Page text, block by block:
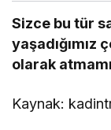
Sizce bu tür
yaşadığımız
olarak
Kaynak: